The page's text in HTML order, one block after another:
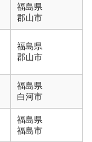
福島県
郡山市
福島県
郡山市
福島県
白河市
福島県
福島市